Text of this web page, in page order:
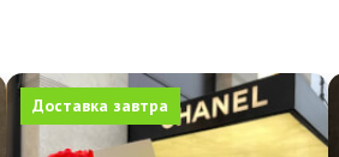
Доставка завтра